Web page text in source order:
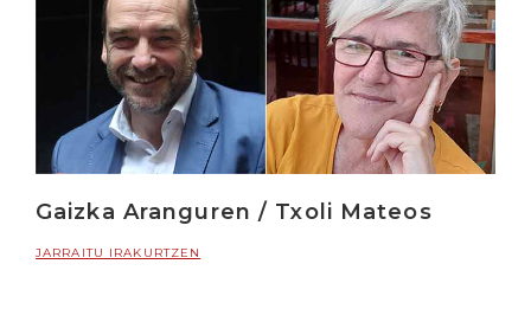
Gaizka Aranguren / Txoli Mateos
JARRAITU IRAKURTZEN